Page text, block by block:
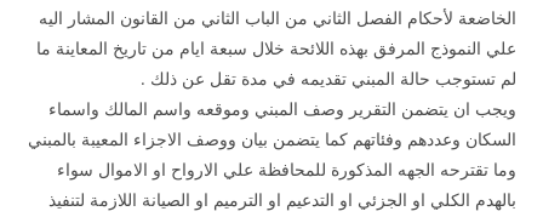
الخاضعة لأحكام الفصل الثاني من الباب الثاني من القانون المشار اليه
علي النموذج المرفق بهذه اللائحة خلال سبعة ايام من تاريخ المعاينة ما
لم تستوجب حالة المبني تقديمه في مدة تقل عن ذلك .
ويجب ان يتضمن التقرير وصف المبني وموقعه واسم المالك واسماء
السكان وعددهم وفئاتهم كما يتضمن بيان ووصف الاجزاء المعيبة بالمبني
وما تقترحه الجهه المذكورة للمحافظة علي الارواح او الاموال سواء
بالهدم الكلي او الجزئي او التدعيم او الترميم او الصيانة اللازمة لتنفيذ